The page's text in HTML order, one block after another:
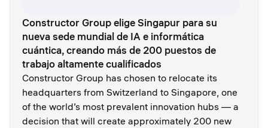
Constructor Group elige Singapur para su
nueva sede mundial de IA e informática
cuántica, creando más de 200 puestos de
trabajo altamente cualificados
Constructor Group has chosen to relocate its
headquarters from Switzerland to Singapore, one
of the world’s most prevalent innovation hubs — a
decision that will create approximately 200 new